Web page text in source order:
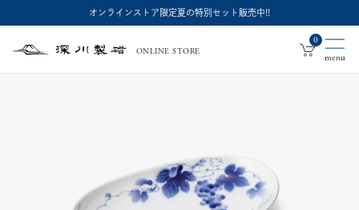
オンラインストア限定夏の特別セット販売中!!
深
ONLINE STORE
0